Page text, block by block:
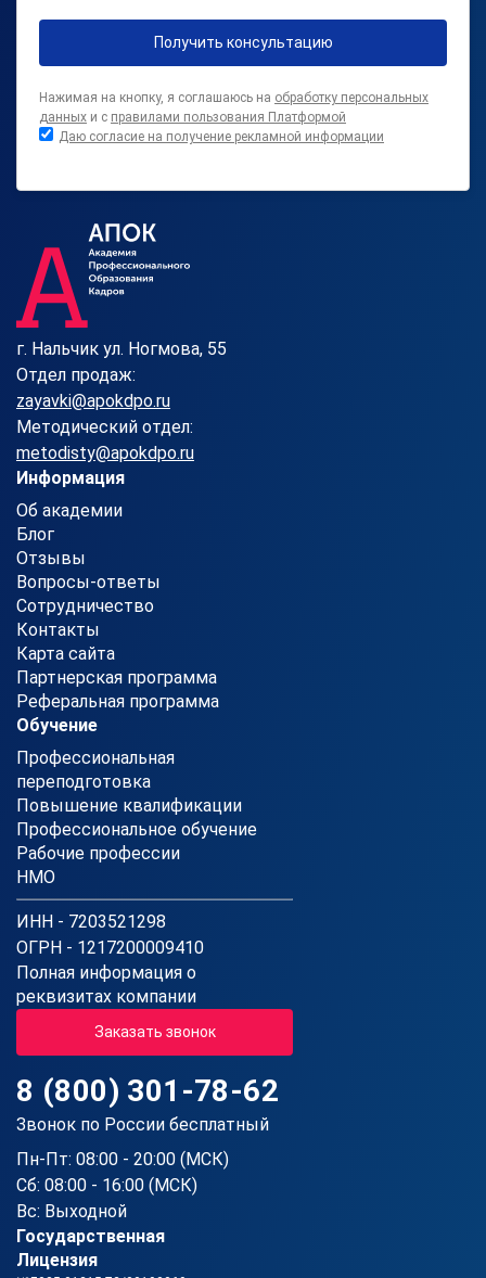
Получить консультацию
Нажимая на кнопку, я соглашаюсь на обработку персональных
данных и с правилами пользования Платформой
Даю согласие на получение рекламной информации
г. Нальчик ул. Ногмова, 55
Отдел продаж:
zayavki@apokdpo.ru
Методический отдел:
metodisty@apokdpo.ru
Информация
Об академии
Блог
Отзывы
Вопросы-ответы
Сотрудничество
Контакты
Карта сайта
Партнерская программа
Реферальная программа
Обучение
Профессиональная
переподготовка
Повышение квалификации
Профессиональное обучение
Рабочие профессии
НМО
ИНН - 7203521298
ОГРН - 1217200009410
Полная информация о
реквизитах компании
Заказать звонок
8 (800) 301-78-62
Звонок по России бесплатный
Пн-Пт: 08:00 - 20:00 (МСК)
Сб: 08:00 - 16:00 (МСК)
Вс: Выходной
Государственная
Лицензия